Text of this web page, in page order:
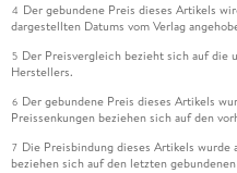
4 Der gebundene Preis dieses Artikels
dargestellten Datums vom Verlag
5 Der Preisvergleich bezieht sich auf die
Herstellers.
6 Der gebundene Preis dieses Artikels
Preissenkungen beziehen sich auf den
7 Die Preisbindung dieses Artikels wurde
beziehen sich auf den letzten